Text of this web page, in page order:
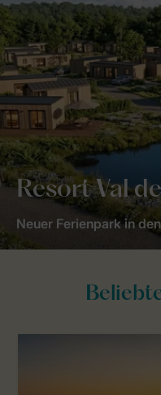
Resort Val
Neuer Ferienpark in